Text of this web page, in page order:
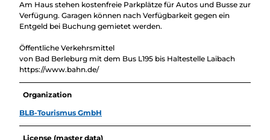
Am Haus stehen kostenfreie Parkplätze für Autos und Busse zur
Verfügung. Garagen können nach Verfügbarkeit gegen ein
Entgeld bei Buchung gemietet werden.
Öffentliche Verkehrsmittel
von Bad Berleburg mit dem Bus L195 bis Haltestelle Laibach
https://www.bahn.de/
Organization
BLB-Tourismus GmbH
License (master data)